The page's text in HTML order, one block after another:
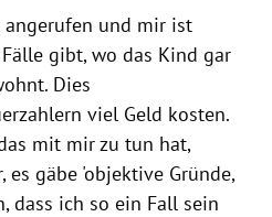
angerufen und mir ist
gibt, wo das Kind gar
Dies
viel Geld kosten.
mit mir zu tun hat,
es gäbe 'objektive Gründe,
dass ich so ein Fall sein